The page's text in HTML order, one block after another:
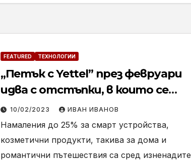
FEATURED ТЕХНОЛОГИИ
„Петък с Yettel” през февруари
идва с отстъпки, в които се
влюбваш
10/02/2023 ИВАН ИВАНОВ
Намаления до 25% за смарт устройства,
козметични продукти, такива за дома и
романтични пътешествия са сред изненадите